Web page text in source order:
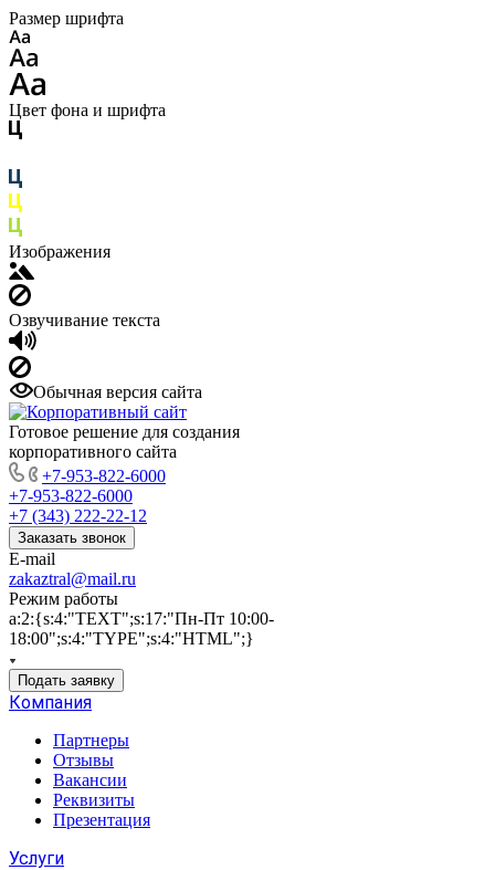
Размер шрифта
Цвет фона и шрифта
Изображения
Озвучивание текста
Обычная версия сайта
Готовое решение для создания
корпоративного сайта
+7-953-822-6000
+7-953-822-6000
+7 (343) 222-22-12
Заказать звонок
E-mail
zakaztral@mail.ru
Режим работы
a:2:{s:4:"TEXT";s:17:"Пн-Пт 10:00-
18:00";s:4:"TYPE";s:4:"HTML";}
Подать заявку
Компания
Партнеры
Отзывы
Вакансии
Реквизиты
Презентация
Услуги